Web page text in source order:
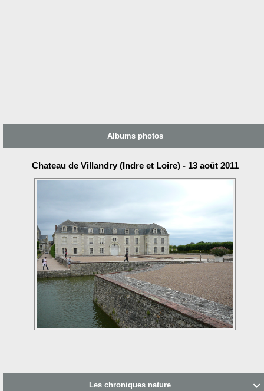
Albums photos
Chateau de Villandry (Indre et Loire) - 13 août 2011

Les chroniques nature